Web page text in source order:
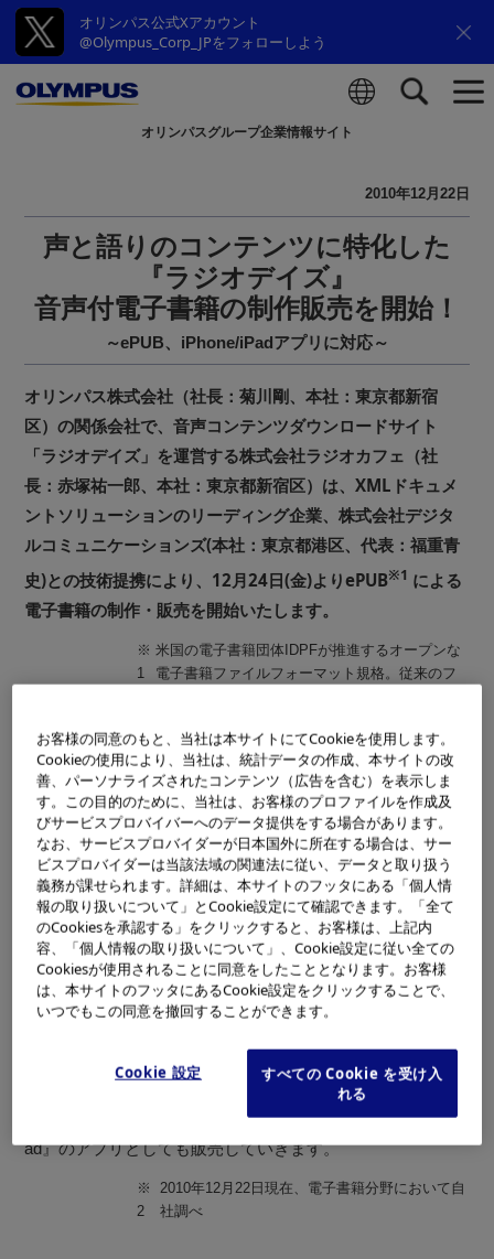
オリンパス公式Xアカウント
@Olympus_Corp_JPをフォローしよう
オリンパスグループ企業情報サイト
2010年12月22日
声と語りのコンテンツに特化した
『ラジオデイズ』
音声付電子書籍の制作販売を開始！
～ePUB、iPhone/iPadアプリに対応～
オリンパス株式会社（社長：菊川剛、本社：東京都新宿
区）の関係会社で、音声コンテンツダウンロードサイト
「ラジオデイズ」を運営する株式会社ラジオカフェ（社
長：赤塚祐一郎、本社：東京都新宿区）は、XMLドキュメ
ントソリューションのリーディング企業、株式会社デジタ
ルコミュニケーションズ(本社：東京都港区、代表：福重青
史)との技術提携により、12月24日(金)よりePUB※1 による
電子書籍の制作・販売を開始いたします。
※
1
米国の電子書籍団体IDPFが推進するオープンな
電子書籍ファイルフォーマット規格。従来のフ
品提供や関連アプリケーション開発が自由・無
償になり、世界標準になる可能性が最も高い。
業界初 ※2 ！音声付電子書籍の販売
この度、発売する「ブックデイズセレクション」3作品は、
業界初の「音声付電子書籍」です。音声コンテンツダウン
ロードサイト「ラジオデイズ」で人気のある対談作品を音
声とテキストを組み合わせて制作しました。これまで音声
だけでは聞き流し、特に意識していなかったキーワード
に、文字の注釈が加わることで、より深く作品の内容を理
解でき、作品の面白さを体感していただくことができま
今後も毎月新刊を発売する予定で、同じ作品を『iPhone／iP
ad』のアプリとしても販売していきます。
※
2
2010年12月22日現在、電子書籍分野において自
社調べ
お客様の同意のもと、当社は本サイトにてCookieを使用します。
Cookieの使用により、当社は、統計データの作成、本サイトの改
善、パーソナライズされたコンテンツ（広告を含む）を表示しま
す。この目的のために、当社は、お客様のプロファイルを作成及
びサービスプロバイバーへのデータ提供をする場合があります。
なお、サービスプロバイダーが日本国外に所在する場合は、サー
ビスプロバイダーは当該法域の関連法に従い、データと取り扱う
義務が課せられます。詳細は、本サイトのフッタにある「個人情
報の取り扱いについて」とCookie設定にて確認できます。「全て
のCookiesを承認する」をクリックすると、お客様は、上記内
容、「個人情報の取り扱いについて」、Cookie設定に従い全ての
Cookiesが使用されることに同意をしたこととなります。お客様
は、本サイトのフッタにあるCookie設定をクリックすることで、
いつでもこの同意を撤回することができます。
Cookie 設定
すべての Cookie を受け入
れる